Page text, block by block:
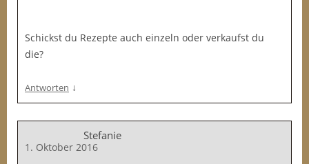
Schickst du Rezepte auch einzeln oder verkaufst du
die?
Antworten ↓
Stefanie
1. Oktober 2016